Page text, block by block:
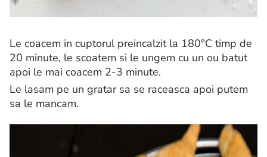
Le coacem in cuptorul preincalzit la 180°C timp de
20 minute, le scoatem si le ungem cu un ou batut
apoi le mai coacem 2-3 minute.
Le lasam pe un gratar sa se raceasca apoi putem
sa le mancam.